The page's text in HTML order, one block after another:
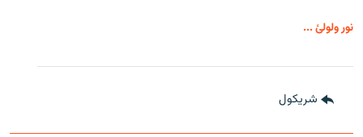
نور ولولئ ...
شريکول